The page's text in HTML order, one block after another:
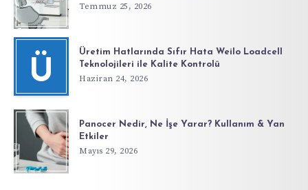
Temmuz 25, 2026
Ü
Üretim Hatlarında Sıfır Hata Weilo Loadcell
Teknolojileri ile Kalite Kontrolü
Haziran 24, 2026
Panocer Nedir, Ne İşe Yarar? Kullanım & Yan
Etkiler
Mayıs 29, 2026